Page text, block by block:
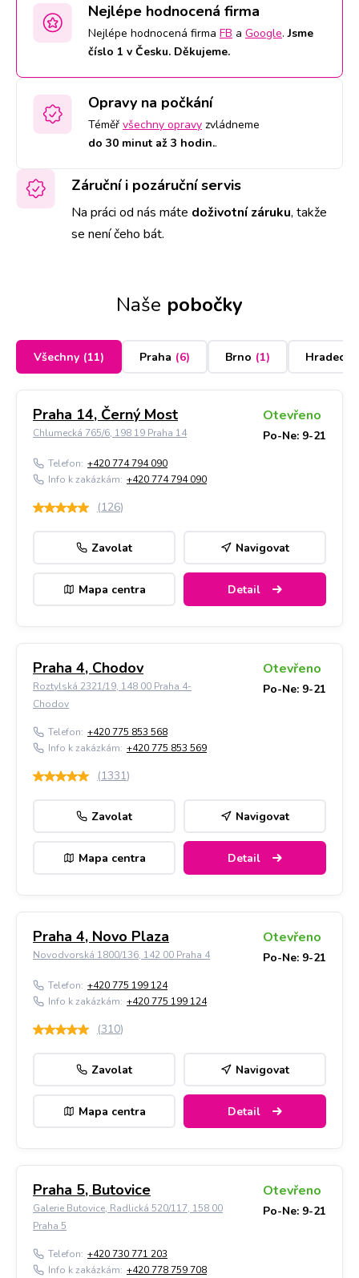
Nejlépe hodnocená firma
Nejlépe hodnocená firma FB a Google.Jsme
číslo 1 v Česku. Děkujeme.
Opravy na počkání
Téměř všechny opravy zvládneme
do 30 minut až 3 hodin..
Záruční i pozáruční servis
Na práci od nás máte doživotní záruku, takže
se není čeho bát.
Naše pobočky
Všechny (11) Praha (6) Brno (1) Hradec
Praha 14, Černý Most
Chlumecká 765/6, 198 19 Praha 14
Otevřeno
Po-Ne: 9-21
Telefon: +420 774 794 090
Info k zakázkám: +420 774 794 090
(126)
Zavolat Navigovat
Mapa centra Detail
Praha 4, Chodov
Roztylská 2321/19, 148 00 Praha 4-
Chodov
Otevřeno
Po-Ne: 9-21
Telefon: +420 775 853 568
Info k zakázkám: +420 775 853 569
(1331)
Zavolat Navigovat
Mapa centra Detail
Praha 4, Novo Plaza
Novodvorská 1800/136, 142 00 Praha 4
Otevřeno
Po-Ne: 9-21
Telefon: +420 775 199 124
Info k zakázkám: +420 775 199 124
(310)
Zavolat Navigovat
Mapa centra Detail
Praha 5, Butovice
Galerie Butovice, Radlická 520/117, 158 00
Praha 5
Otevřeno
Po-Ne: 9-21
Telefon: +420 730 771 203
Info k zakázkám: +420 778 759 708